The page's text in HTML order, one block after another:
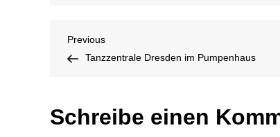
Beitragsnavigation
Previous
Post
Previous
Tanzzentrale Dresden im Pumpenhaus
Schreibe einen